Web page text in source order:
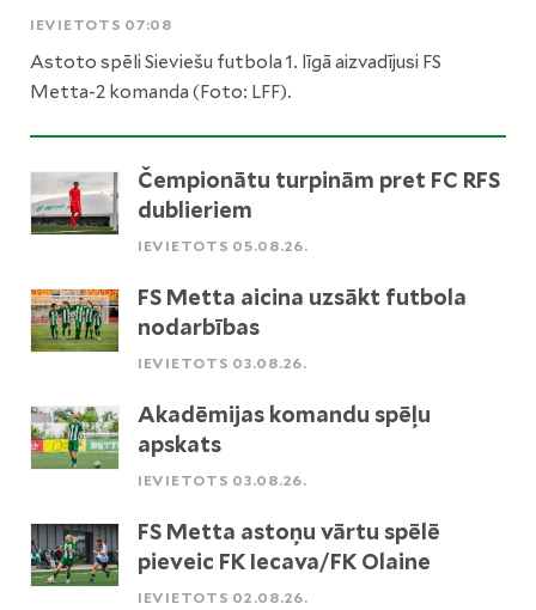
IEVIETOTS 07:08
Astoto spēli Sieviešu futbola 1. līgā aizvadījusi FS
Metta-2 komanda (Foto: LFF).
Čempionātu turpinām pret FC RFS
dublieriem
IEVIETOTS 05.08.26.
FS Metta aicina uzsākt futbola
nodarbības
IEVIETOTS 03.08.26.
Akadēmijas komandu spēļu
apskats
IEVIETOTS 03.08.26.
FS Metta astoņu vārtu spēlē
pieveic FK Iecava/FK Olaine
IEVIETOTS 02.08.26.